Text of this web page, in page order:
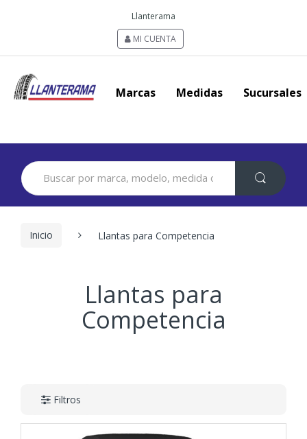
Llanterama
MI CUENTA
Marcas Medidas Sucursales
Search
for:
Inicio Llantas para Competencia
Llantas para
Competencia
Filtros